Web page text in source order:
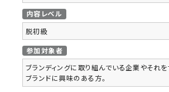
内容レベル
脱初級
参加対象者
ブランディングに取り組んでいる企業やそれ
ブランドに興味のある方。